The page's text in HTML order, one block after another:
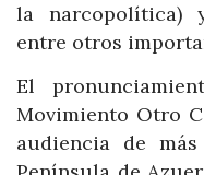
la narcopolítica)
entre otros
El
Movimiento Otro
audiencia de